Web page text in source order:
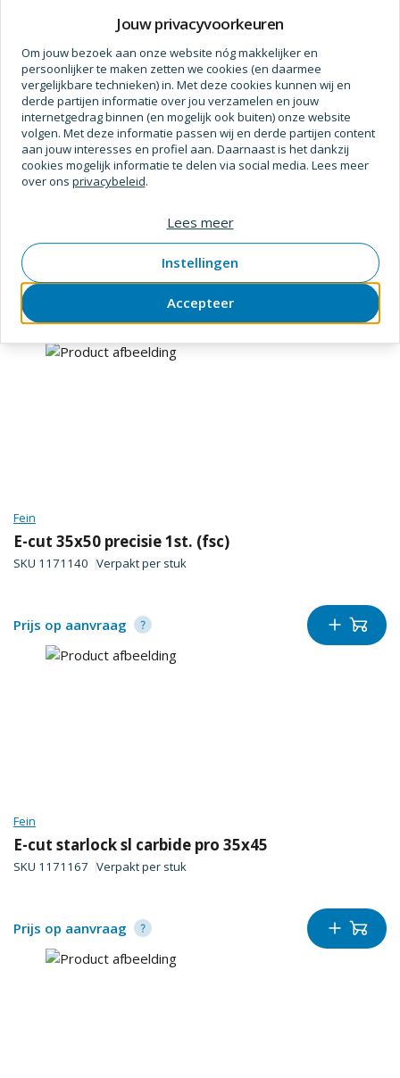
Prijs op aanvraag
Kitmes punt lang 5st. (fsc)
SKU Verpakt perset
Prijs op aanvraag
Fein
E-cut 35x50 precisie 1st. (fsc)
SKU 1171140 Verpakt per stuk
Prijs op aanvraag
Fein
E-cut starlock sl carbide pro 35x45
SKU 1171167 Verpakt per stuk
Prijs op aanvraag
Jouw privacyvoorkeuren
Om jouw bezoek aan onze website nóg makkelijker en
persoonlijker te maken zetten we cookies (en daarmee
vergelijkbare technieken) in. Met deze cookies kunnen wij en
derde partijen informatie over jou verzamelen en jouw
internetgedrag binnen (en mogelijk ook buiten) onze website
volgen. Met deze informatie passen wij en derde partijen content
aan jouw interesses en profiel aan. Daarnaast is het dankzij
cookies mogelijk informatie te delen via social media. Lees meer
over ons privacybeleid.
Accepteer
Instellingen
Lees meer